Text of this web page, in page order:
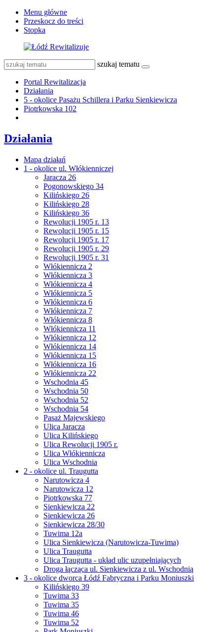
Menu główne
Przeskocz do treści
Stopka
szukaj tematu
Portal Rewitalizacja
Działania
5 - okolice Pasażu Schillera i Parku Sienkiewicza
Piotrkowska 102
Działania
Mapa działań
1 - okolice ul. Włókienniczej
Jaracza 26
Pogonowskiego 34
Kilińskiego 26
Kilińskiego 28
Kilińskiego 36
Rewolucji 1905 r. 13
Rewolucji 1905 r. 15
Rewolucji 1905 r. 17
Rewolucji 1905 r. 29
Rewolucji 1905 r. 31
Włókiennicza 2
Włókiennicza 3
Włókiennicza 4
Włókiennicza 5
Włókiennicza 6
Włókiennicza 7
Włókiennicza 8
Włókiennicza 11
Włókiennicza 12
Włókiennicza 14
Włókiennicza 15
Włókiennicza 16
Włókiennicza 22
Wschodnia 45
Wschodnia 50
Wschodnia 52
Wschodnia 54
Pasaż Majewskiego
Ulica Jaracza
Ulica Kilińskiego
Ulica Rewolucji 1905 r.
Ulica Włókiennicza
Ulica Wschodnia
2 - okolice ul. Traugutta
Narutowicza 4
Narutowicza 12
Piotrkowska 77
Sienkiewicza 22
Sienkiewicza 26
Sienkiewicza 28/30
Tuwima 12a
Ulica Sienkiewicza (Narutowicza-Tuwima)
Ulica Traugutta
Ulica Traugutta - układ ulic uzupełniających
Droga łącząca ul. Sienkiewicza z ul. Wschodnią
3 - okolice dworca Łódź Fabryczna i Parku Moniuszki
Kilińskiego 39
Tuwima 33
Tuwima 35
Tuwima 46
Tuwima 52